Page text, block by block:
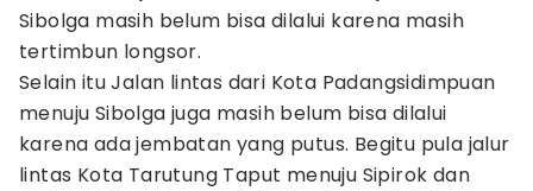
Sibolga masih belum bisa dilalui karena masih
tertimbun longsor.
Selain itu Jalan lintas dari Kota Padangsidimpuan
menuju Sibolga juga masih belum bisa dilalui
karena ada jembatan yang putus. Begitu pula jalur
lintas Kota Tarutung Taput menuju Sipirok dan